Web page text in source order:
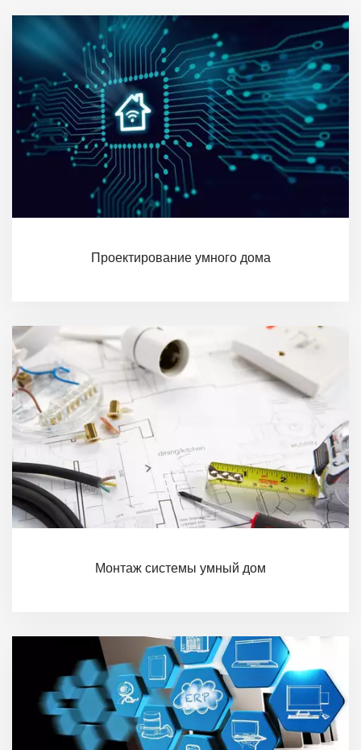
Проектирование умного дома
Монтаж системы умный дом